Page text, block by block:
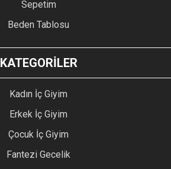
Sepetim
Beden Tablosu
KATEGORİLER
Kadın İç Giyim
Erkek İç Giyim
Çocuk İç Giyim
Fantezi Gecelik